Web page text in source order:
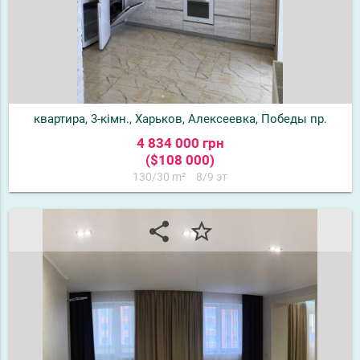
квартира, 3-кімн., Харьков, Алексеевка, Победы пр.
4 834 000 грн
($108 000)
130/30 m² 8/9 эт
share star_border